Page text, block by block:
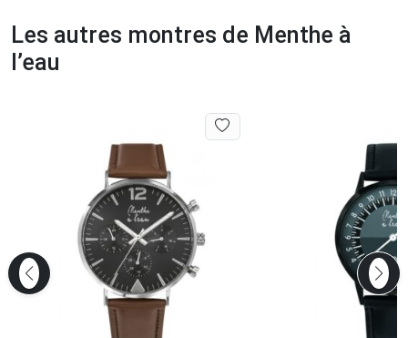
Les autres montres de Menthe à
l’eau